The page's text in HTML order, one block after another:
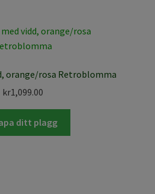
orange/rosa Retroblomma
kr1,099.00
ditt plagg